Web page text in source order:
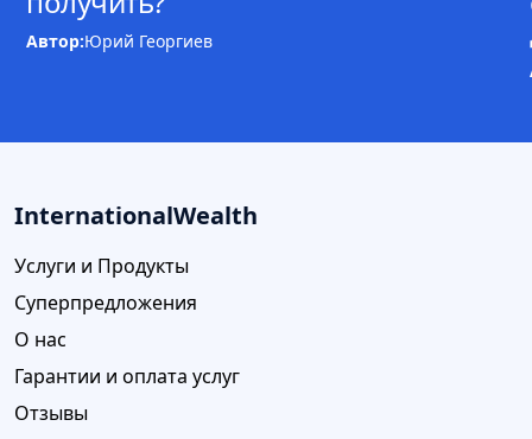
Автор:Юрий Георгиев
InternationalWealth
Услуги и Продукты
Суперпредложения
О нас
Гарантии и оплата услуг
Отзывы